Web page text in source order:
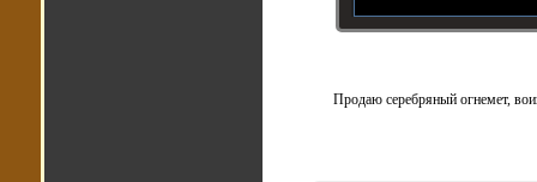
Продаю серебряный огнемет,